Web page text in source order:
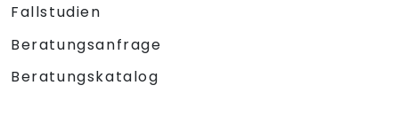
Fallstudien
Beratungsanfrage
Beratungskatalog